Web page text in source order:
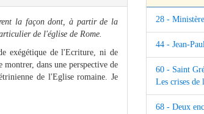
la façon dont, à partir de la
de l'église de Rome.
exégétique de l'Ecriture, ni de
dans une perspective de
de l'Eglise romaine. Je
28 -
44 - Jean-
60 - Saint
Les crises
68 - Deux